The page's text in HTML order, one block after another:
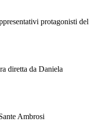
protagonisti del
diretta da Daniela
Ambrosi